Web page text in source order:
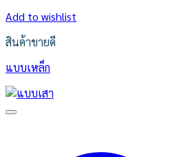
Add to wishlist
สินค้าขายดี
แบบเหล็ก